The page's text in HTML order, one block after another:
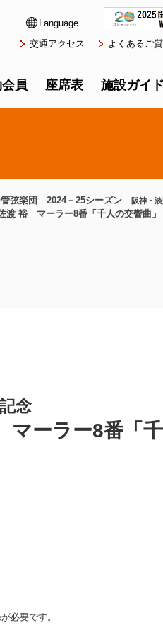
Language
交通アクセス
よくあるご
員 座席表 施設ガイド
管弦楽団 2024－25シーズン阪神・
裕 マーラー8番「千人の交響曲」
念
ーラー8番「
必要です。